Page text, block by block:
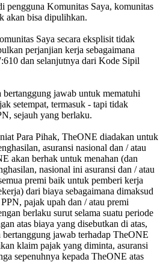
pengguna Komunitas Saya, komunitas
akan bisa dipulihkan.
Saya secara eksplisit tidak
perjanjian kerja sebagaimana
dan selanjutnya dari Kode Sipil
jawab untuk mematuhi
setempat, termasuk - tapi tidak
sejauh yang berlaku.
Para Pihak, TheONE diadakan untuk
asuransi nasional dan / atau
akan berhak untuk menahan (dan
nasional ini asuransi dan / atau
premi baik untuk pemberi kerja
dari biaya sebagaimana dimaksud
pajak upah dan / atau premi
berlaku surut selama suatu periode
atas biaya yang disebutkan di atas,
jawab terhadap TheONE
klaim pajak yang diminta, asuransi
sepenuhnya kepada TheONE atas